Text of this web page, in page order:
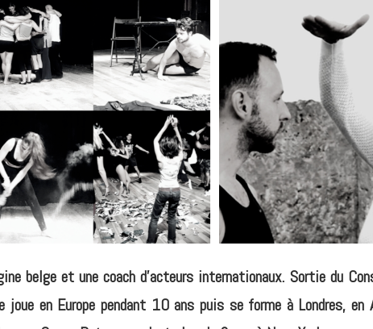
belge et une coach d'acteurs internationaux. Sortie du
en Europe pendant 1O ans puis se forme à Londres,